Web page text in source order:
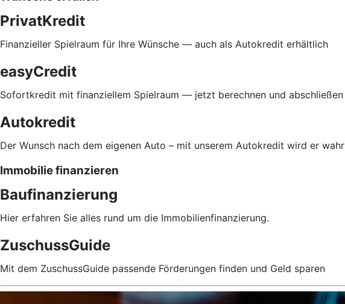
PrivatKredit
Finanzieller Spielraum für Ihre Wünsche — auch als Autokredit erhältlich
easyCredit
Sofortkredit mit finanziellem Spielraum — jetzt berechnen und abschließen
Autokredit
Der Wunsch nach dem eigenen Auto – mit unserem Autokredit wird er wahr
Immobilie finanzieren
Baufinanzierung
Hier erfahren Sie alles rund um die Immobilienfinanzierung.
ZuschussGuide
Mit dem ZuschussGuide passende Förderungen finden und Geld sparen